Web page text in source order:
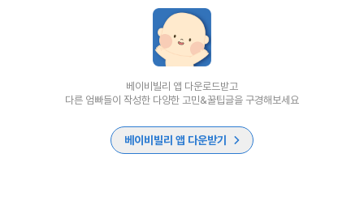
베이비빌리 앱 다운로드받고
다른 엄빠들이 작성한 다양한 고민&꿀팁글을 구경해보세요
베이비빌리 앱 다운받기